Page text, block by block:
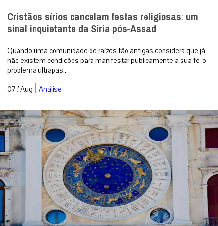
Cristãos sírios cancelam festas religiosas: um
sinal inquietante da Síria pós-Assad
Quando uma comunidade de raízes tão antigas considera que já
não existem condições para manifestar publicamente a sua fé, o
problema ultrapas...
07 / Aug | Análise